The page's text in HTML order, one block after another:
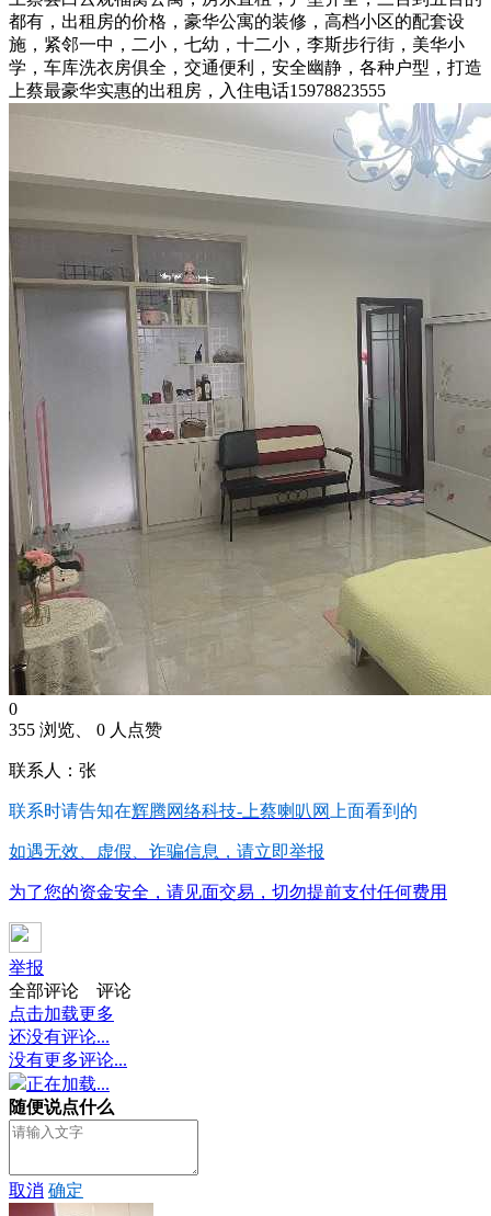
都有，出租房的价格，豪华公寓的装修，高档小区的配套设
施，紧邻一中，二小，七幼，十二小，李斯步行街，美华小
学，车库洗衣房俱全，交通便利，安全幽静，各种户型，打造
上蔡最豪华实惠的出租房，入住电话15978823555
0
355 浏览、 0 人点赞
联系人：张
联系时请告知在辉腾网络科技-上蔡喇叭网 上面看到的
如遇无效、虚假、诈骗信息，请立即举报
为了您的资金安全，请见面交易，切勿提前支付任何费用
举报
全部评论
评论
点击加载更多
还没有评论...
没有更多评论...
正在加载...
随便说点什么
取消 确定